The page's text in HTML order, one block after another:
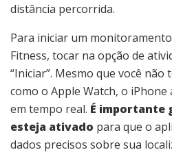
distância percorrida.
Para iniciar um
Fitness, tocar na opção de
“Iniciar”. Mesmo que você
como o Apple Watch, o
em tempo real. É importante
esteja ativado para que o
dados precisos sobre sua